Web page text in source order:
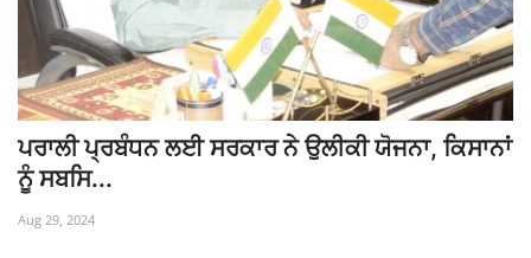
ਪਰਾਲੀ ਪ੍ਰਬੰਧਨ ਲਈ ਸਰਕਾਰ ਨੇ ਉਲੀਕੀ ਯੋਜਨਾ, ਕਿਸਾਨਾਂ
ਨੂੰ ਸਬਸਿ...
Aug 29, 2024